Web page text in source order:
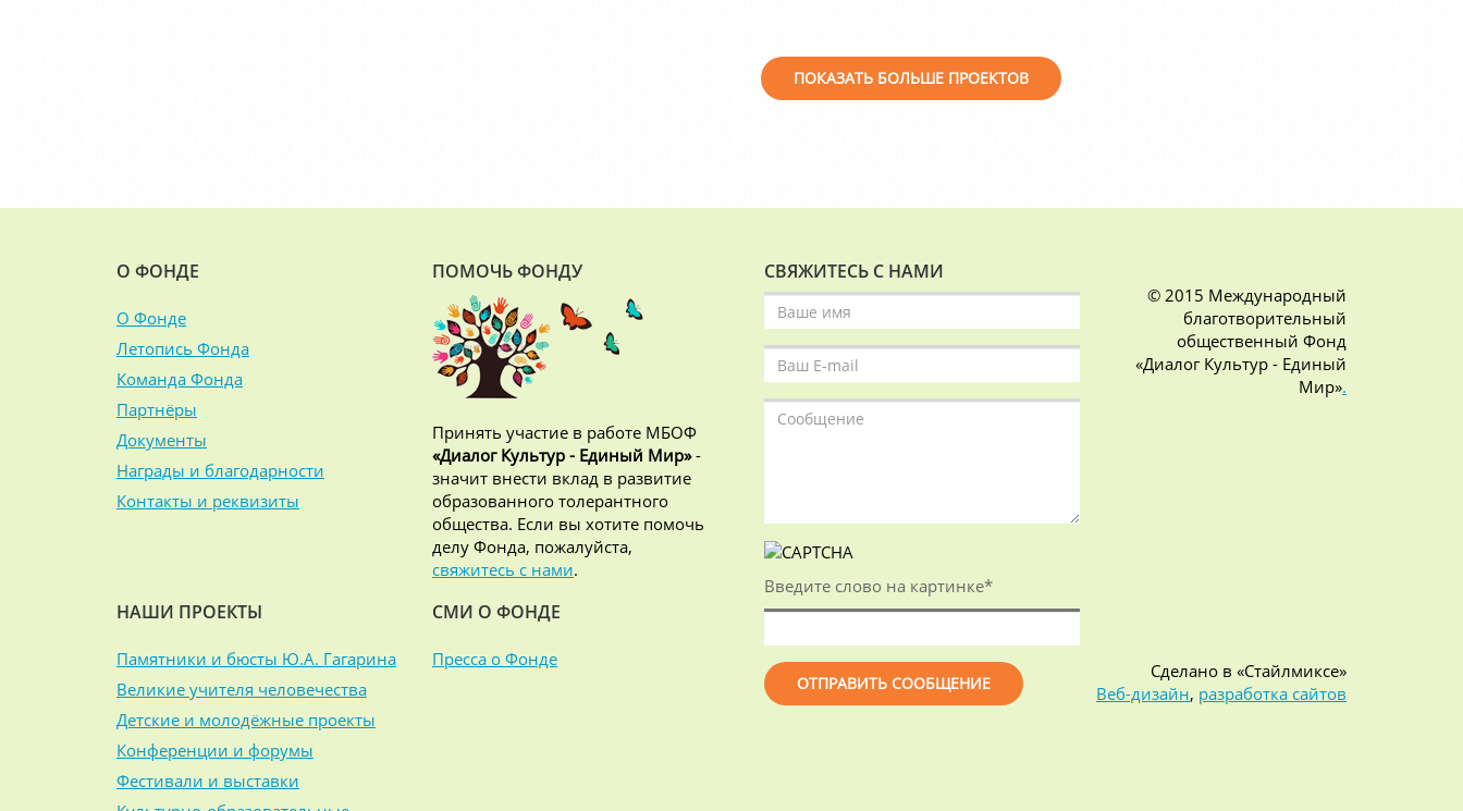
ПОКАЗАТЬ БОЛЬШЕ ПРОЕКТОВ
О ФОНДЕ
О Фонде
Летопись Фонда
Команда Фонда
Партнёры
Документы
Награды и благодарности
Контакты и реквизиты
ПОМОЧЬ ФОНДУ
Принять участие в работе МБОФ
«Диалог Культур - Единый Мир»-
значит внести вклад в развитие
образованного толерантного
общества. Если вы хотите помочь
делу Фонда, пожалуйста,
свяжитесь с нами.
НАШИ ПРОЕКТЫ
Памятники и бюсты Ю.А. Гагарина
Великие учителя человечества
Детские и молодёжные проекты
Конференции и форумы
Фестивали и выставки
СМИ О ФОНДЕ
Пресса о Фонде
СВЯЖИТЕСЬ С НАМИ
Введите слово на картинке*
© 2015 Международный
благотворительный
общественный Фонд
«Диалог Культур - Единый
Мир».
Сделано в «Стайлмиксе»
Веб-дизайн, разработка сайтов